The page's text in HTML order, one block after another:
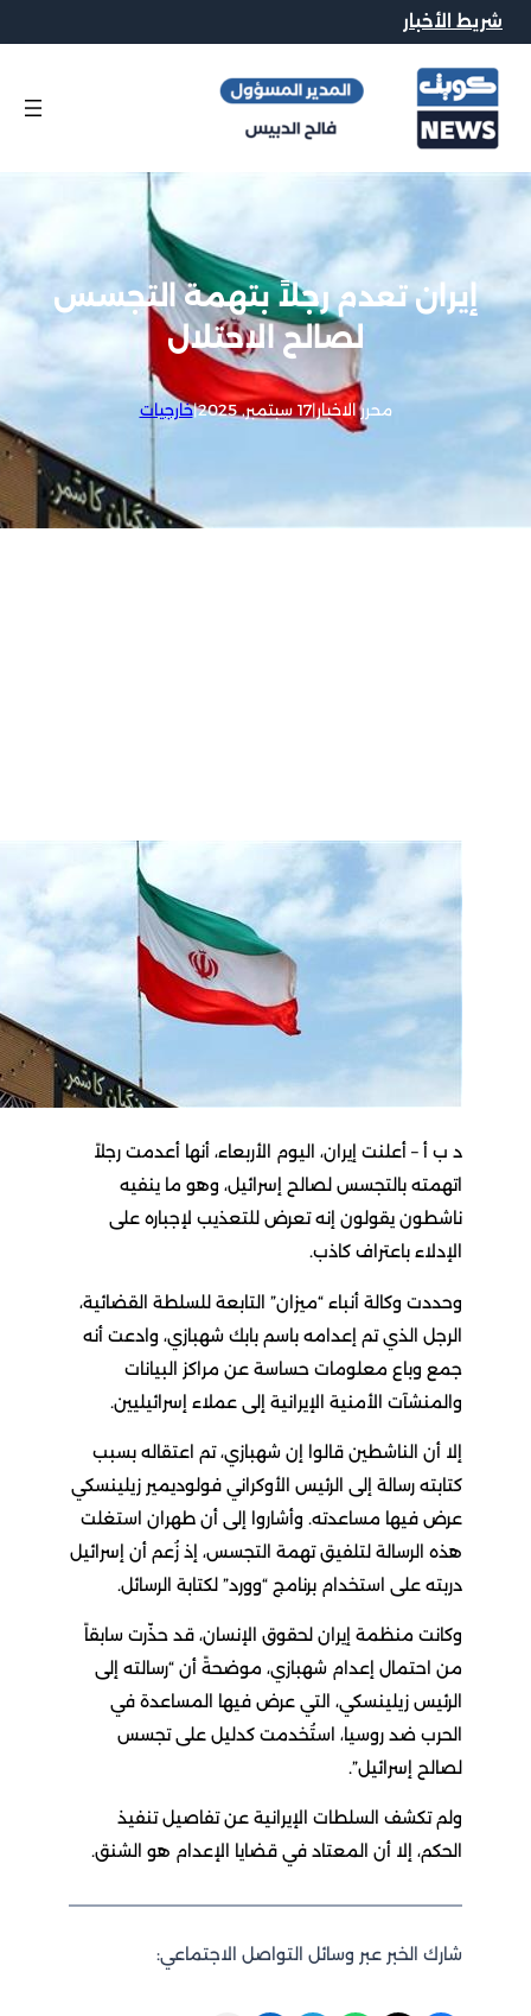
شريط الأخبار
إيران تعدم رجلاً بتهمة التجسس
لصالح الاحتلال
محرر الاخبار|17 سبتمبر, 2025 |خارجيات
د ب أ – أعلنت إيران، اليوم الأربعاء، أنها أعدمت رجلاً
اتهمته بالتجسس لصالح إسرائيل، وهو ما ينفيه
ناشطون يقولون إنه تعرض للتعذيب لإجباره على
الإدلاء باعتراف كاذب.
وحددت وكالة أنباء “ميزان” التابعة للسلطة القضائية،
الرجل الذي تم إعدامه باسم بابك شهبازي، وادعت أنه
جمع وباع معلومات حساسة عن مراكز البيانات
والمنشآت الأمنية الإيرانية إلى عملاء إسرائيليين.
إلا أن الناشطين قالوا إن شهبازي، تم اعتقاله بسبب
كتابته رسالة إلى الرئيس الأوكراني فولوديمير زيلينسكي
عرض فيها مساعدته. وأشاروا إلى أن طهران استغلت
هذه الرسالة لتلفيق تهمة التجسس، إذ زُعم أن إسرائيل
دربته على استخدام برنامج “وورد” لكتابة الرسائل.
وكانت منظمة إيران لحقوق الإنسان، قد حذّرت سابقاً
من احتمال إعدام شهبازي، موضحةً أن “رسالته إلى
الرئيس زيلينسكي، التي عرض فيها المساعدة في
الحرب ضد روسيا، استُخدمت كدليل على تجسس
لصالح إسرائيل”.
ولم تكشف السلطات الإيرانية عن تفاصيل تنفيذ
الحكم، إلا أن المعتاد في قضايا الإعدام هو الشنق.
شارك الخبر عبر وسائل التواصل الاجتماعي: